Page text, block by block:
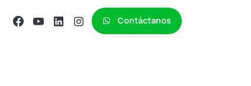
Contáctanos